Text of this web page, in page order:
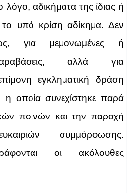
λόγο, αδικήματα της ίδιας ή
υπό κρίση αδίκημα. Δεν
για μεμονωμένες ή
αλλά για
εγκληματική δράση
η οποία συνεχίστηκε παρά
ποινών και την παροχή
συμμόρφωσης.
οι ακόλουθες